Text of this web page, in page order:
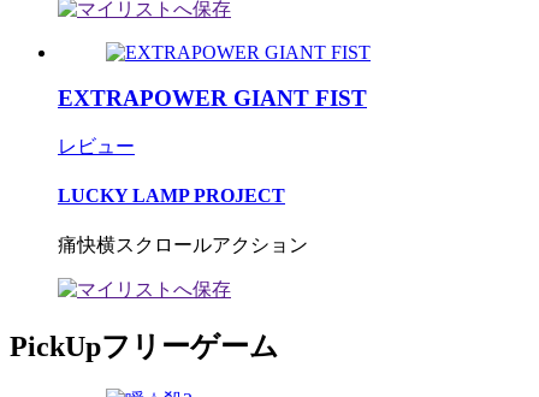
EXTRAPOWER GIANT FIST
レビュー
LUCKY LAMP PROJECT
痛快横スクロールアクション
PickUpフリーゲーム